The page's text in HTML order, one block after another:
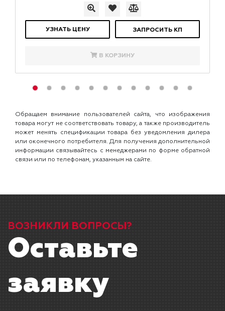
УЗНАТЬ ЦЕНУ ЗАПРОСИТЬ КП
В КОРЗИНУ
Обращаем внимание пользователей сайта, что изображения
товара могут не соответствовать товару, а также производитель
может менять спецификации товара без уведомления дилера
или оконечного потребителя. Для получения дополнительной
информации связывайтесь с менеджерами по форме обратной
связи или по телефонам, указанным на сайте.
ВОЗНИКЛИ ВОПРОСЫ?
Оставьте
заявку